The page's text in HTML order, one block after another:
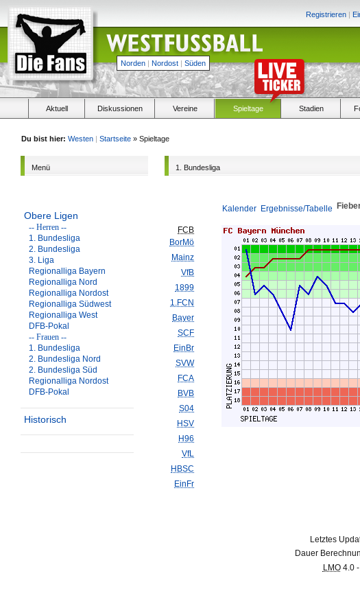
Registrieren |
Norden | Nordost | Süden
Aktuell Diskussionen Vereine Spieltage Stadien
Du bist hier: Westen | Startseite » Spieltage
Menü
Obere Ligen
-- Herren --
1. Bundesliga
2. Bundesliga
3. Liga
Regionalliga Bayern
Regionalliga Nord
Regionalliga Nordost
Regionalliga Südwest
Regionalliga West
DFB-Pokal
-- Frauen --
1. Bundesliga
2. Bundesliga Nord
2. Bundesliga Süd
Regionalliga Nordost
DFB-Pokal
Historisch
1. Bundesliga
Kalender Ergebnisse/Tabelle
FCB
BorMö
Mainz
VfB
1899
1.FCN
Bayer
SCF
EinBr
SVW
FCA
BVB
S04
HSV
H96
VfL
HBSC
EinFr
Letztes
Dauer
LMO4.0 -